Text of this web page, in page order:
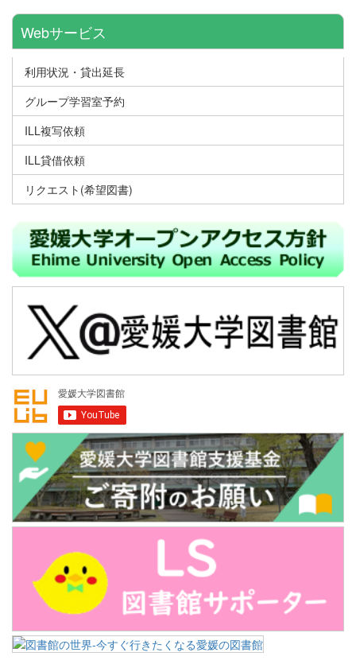
Webサービス
利用状況・貸出延長
グループ学習室予約
ILL複写依頼
ILL貸借依頼
リクエスト(希望図書)